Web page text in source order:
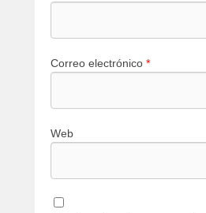
Correo electrónico *
Web